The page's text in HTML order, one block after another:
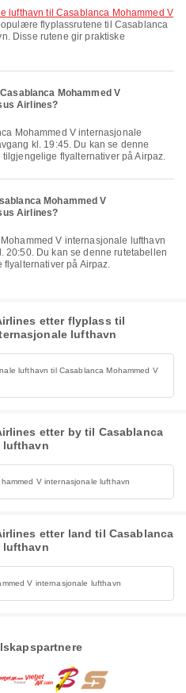
flyplassrutene til Casablanca
Disse rutene gir praktiske
Mohammed V
Airlines?
kl. 19:45. Du kan se denne
flyalternativer på Airpaz.
Mohammed V
Airlines?
20:50. Du kan se denne rutetabellen
på Airpaz.
etter flyplass til
lufthavn
lufthavn til Casablanca Mohammed V
etter by til Casablanca
lufthavn
V internasjonale lufthavn
etter land til Casablanca
lufthavn
V internasjonale lufthavn